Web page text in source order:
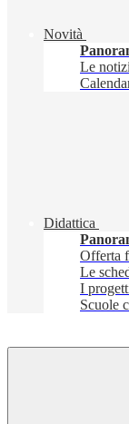
Novità
Le
Didattica
Offerta
Le
I
Scuole